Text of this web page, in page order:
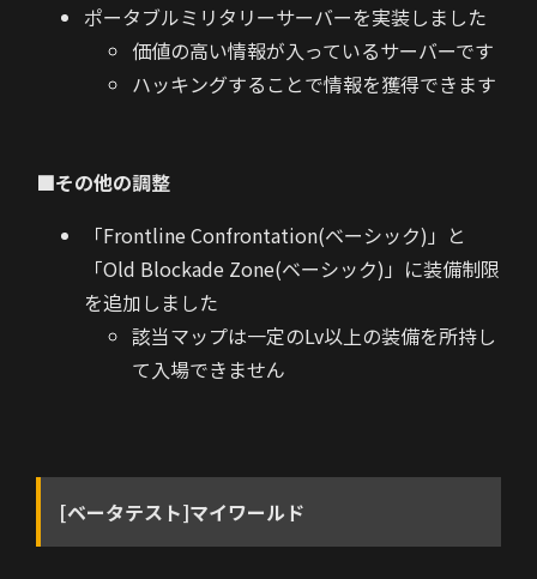
ポータブルミリタリーサーバーを実装しました
価値の高い情報が入っているサーバーです
ハッキングすることで情報を獲得できます
■その他の調整
「Frontline Confrontation(ベーシック)」と
「Old Blockade Zone(ベーシック)」に装備制限
を追加しました
該当マップは一定のLv以上の装備を所持し
て入場できません
[ベータテスト]マイワールド